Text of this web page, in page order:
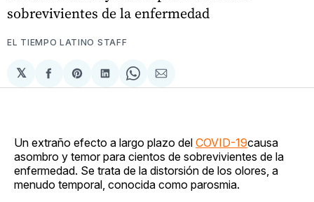
sobrevivientes de la enfermedad
EL TIEMPO LATINO STAFF
𝕏
Compartir
en
Share
on
Compartir
en
Share
on
Compartir
via
Un extraño efecto a largo plazo del COVID-19causa
asombro y temor para cientos de sobrevivientes de la
enfermedad. Se trata de la distorsión de los olores, a
menudo temporal, conocida como parosmia.